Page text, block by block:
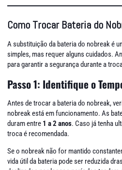
Como Trocar Bateria do
A substituição da bateria do nobreak é
simples, mas requer alguns cuidados.
para garantir a segurança durante a
Passo 1: Identifique o
Antes de trocar a bateria do nobreak,
nobreak está em funcionamento. As
duram entre 1 a 2 anos. Caso já tenha
troca é recomendada.
Se o nobreak não for mantido
vida útil da bateria pode ser reduzida